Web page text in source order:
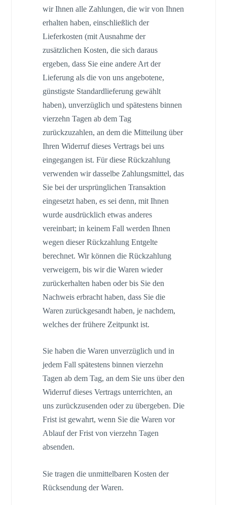
wir Ihnen alle Zahlungen, die wir von Ihnen
erhalten haben, einschließlich der
Lieferkosten (mit Ausnahme der
zusätzlichen Kosten, die sich daraus
ergeben, dass Sie eine andere Art der
Lieferung als die von uns angebotene,
günstigste Standardlieferung gewählt
haben), unverzüglich und spätestens binnen
vierzehn Tagen ab dem Tag
zurückzuzahlen, an dem die Mitteilung über
Ihren Widerruf dieses Vertrags bei uns
eingegangen ist. Für diese Rückzahlung
verwenden wir dasselbe Zahlungsmittel, das
Sie bei der ursprünglichen Transaktion
eingesetzt haben, es sei denn, mit Ihnen
wurde ausdrücklich etwas anderes
vereinbart; in keinem Fall werden Ihnen
wegen dieser Rückzahlung Entgelte
berechnet. Wir können die Rückzahlung
verweigern, bis wir die Waren wieder
zurückerhalten haben oder bis Sie den
Nachweis erbracht haben, dass Sie die
Waren zurückgesandt haben, je nachdem,
welches der frühere Zeitpunkt ist.
Sie haben die Waren unverzüglich und in
jedem Fall spätestens binnen vierzehn
Tagen ab dem Tag, an dem Sie uns über den
Widerruf dieses Vertrags unterrichten, an
uns zurückzusenden oder zu übergeben. Die
Frist ist gewahrt, wenn Sie die Waren vor
Ablauf der Frist von vierzehn Tagen
absenden.
Sie tragen die unmittelbaren Kosten der
Rücksendung der Waren.